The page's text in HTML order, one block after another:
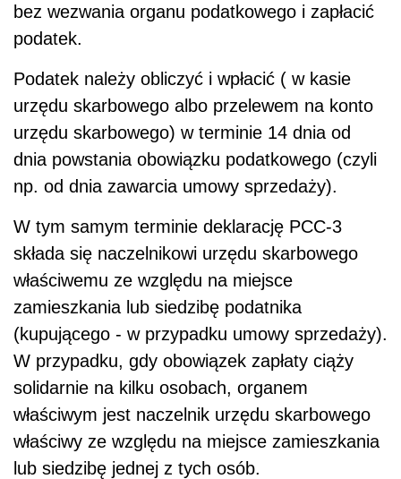
bez wezwania organu podatkowego i zapłacić
podatek.
Podatek należy obliczyć i wpłacić ( w kasie
urzędu skarbowego albo przelewem na konto
urzędu skarbowego) w terminie 14 dnia od
dnia powstania obowiązku podatkowego (czyli
np. od dnia zawarcia umowy sprzedaży).
W tym samym terminie deklarację PCC-3
składa się naczelnikowi urzędu skarbowego
właściwemu ze względu na miejsce
zamieszkania lub siedzibę podatnika
(kupującego - w przypadku umowy sprzedaży).
W przypadku, gdy obowiązek zapłaty ciąży
solidarnie na kilku osobach, organem
właściwym jest naczelnik urzędu skarbowego
właściwy ze względu na miejsce zamieszkania
lub siedzibę jednej z tych osób.